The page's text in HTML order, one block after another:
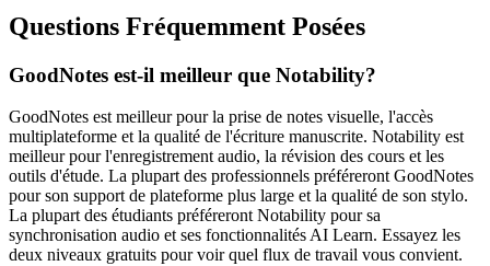
Questions Fréquemment Posées
GoodNotes est-il meilleur que Notability?
GoodNotes est meilleur pour la prise de notes visuelle, l'accès
multiplateforme et la qualité de l'écriture manuscrite. Notability est
meilleur pour l'enregistrement audio, la révision des cours et les
outils d'étude. La plupart des professionnels préféreront GoodNotes
pour son support de plateforme plus large et la qualité de son stylo.
La plupart des étudiants préféreront Notability pour sa
synchronisation audio et ses fonctionnalités AI Learn. Essayez les
deux niveaux gratuits pour voir quel flux de travail vous convient.